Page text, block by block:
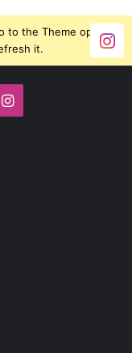
to the Theme options
it.
Instagram